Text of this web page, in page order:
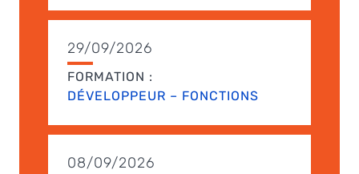
29/09/2026
FORMATION :
DÉVELOPPEUR – FONCTIONS
08/09/2026